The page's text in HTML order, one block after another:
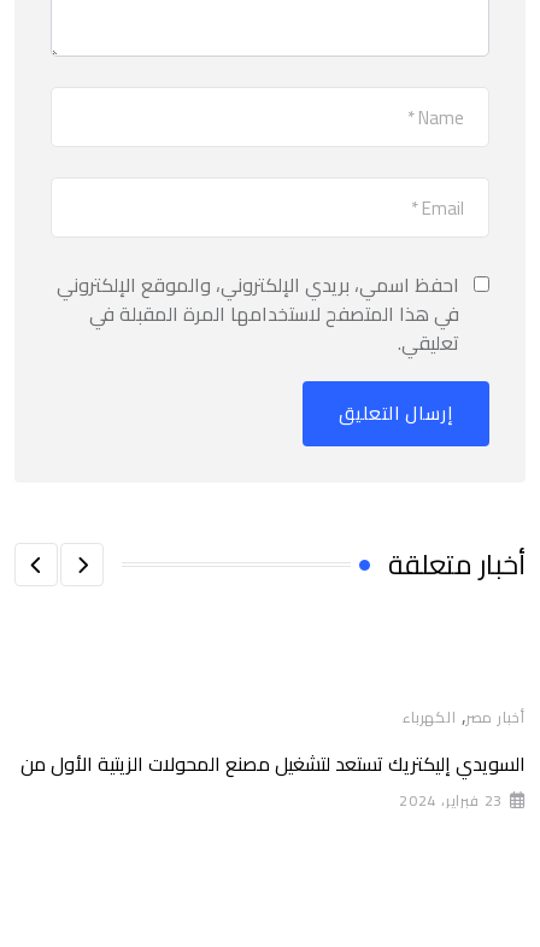
احفظ اسمي، بريدي الإلكتروني، والموقع الإلكتروني
في هذا المتصفح لاستخدامها المرة المقبلة في
تعليقي.
أخبار متعلقة
أخبار مصر, الكهرباء
السويدي إليكتريك تستعد لتشغيل مصنع المحولات الزيتية الأول من
23 فبراير، 2024